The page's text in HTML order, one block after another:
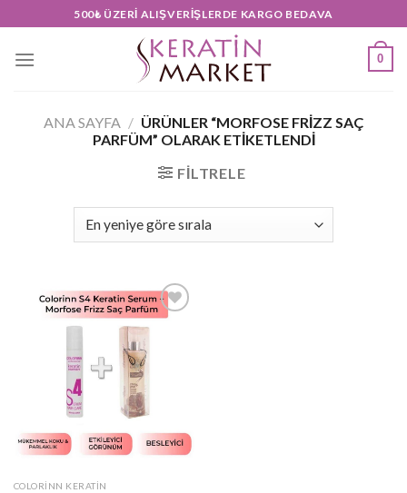
to
content
500₺ ÜZERI ALIŞVERIŞLERDE KARGO BEDAVA
0
ANA SAYFA / ÜRÜNLER “MORFOSE FRIZZ SAÇ
PARFÜM” OLARAK ETIKETLENDI
FILTRELE
COLORINN KERATIN